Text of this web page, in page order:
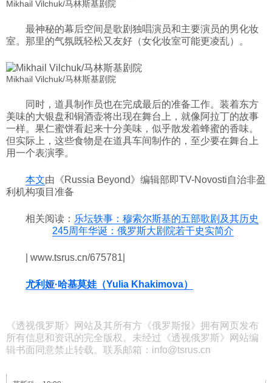
Mikhail Vilchuk/马林斯基剧院
最神秘的幕后空间是歌剧独唱演员和主要演员的男化妆
室。那里的气氛既轻松又友好（女化妆室可能更凌乱）。
Mikhail Vilchuk/马林斯基剧院
同时，道具制作员也在完成最后的准备工作。装着东方
美味的大银盘和铜酒壶将出现在舞台上，就像阿拉丁的故事
一样。果仁蜜饼看起来十分美味，似乎散发着蜂蜜的香味。
但实际上，这些食物是在道具车间制作的，至少要在舞台上
用一个表演季。
本文由《Russia Beyond》编辑部即TV-Novosti自治非盈
利机构项目准备
相关阅读： 乐坛轶事：穆索尔斯基的五部歌剧及其历史
245周年华诞：俄罗斯大剧院若干史实简介
| www.tsrus.cn/675781|
尤利娅·哈基莫娃（Yulia Khakimova）
《透视俄罗斯》网站及其所有方《俄罗斯报》拥有网页发布
所有信息和资讯的完全版权。未经过《透视俄罗斯》网站编
辑书面同意禁止转载。联系邮箱：info@tsrus.cn